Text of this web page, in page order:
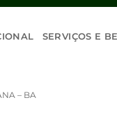
SERVIÇOS E
– BA